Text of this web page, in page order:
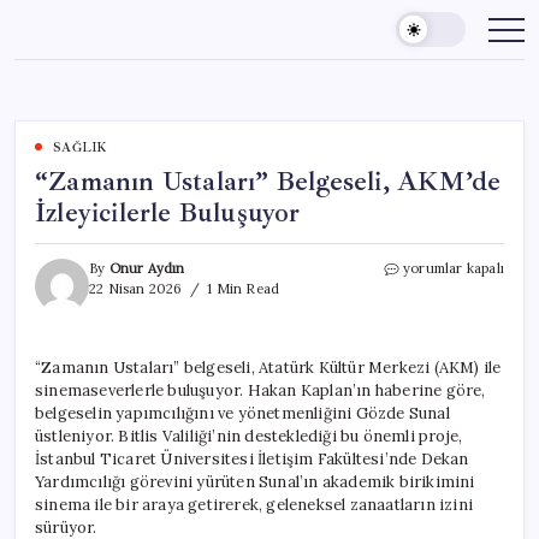
content
SAĞLIK
“Zamanın Ustaları” Belgeseli, AKM’de
İzleyicilerle Buluşuyor
By Onur Aydın
22 Nisan 2026
1 Min Read
“Zamanın
Buluşuyor
için
yorumlar kapalı
“Zamanın Ustaları” belgeseli, Atatürk Kültür Merkezi (AKM) ile
sinemaseverlerle buluşuyor. Hakan Kaplan’ın haberine göre,
belgeselin yapımcılığını ve yönetmenliğini Gözde Sunal
üstleniyor. Bitlis Valiliği’nin desteklediği bu önemli proje,
İstanbul Ticaret Üniversitesi İletişim Fakültesi’nde Dekan
Yardımcılığı görevini yürüten Sunal’ın akademik birikimini
sinema ile bir araya getirerek, geleneksel zanaatların izini
sürüyor.